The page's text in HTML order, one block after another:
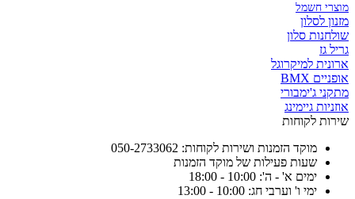
מוצרי חשמל
מזנון לסלון
שולחנות סלון
גריל גז
ארונית למיקרוגל
אופניים BMX
מתקני ג'ימבורי
אוזניות גיימינג
שירות לקוחות
מוקד הזמנות ושירות לקוחות: 050-2733062
שעות פעילות של מוקד הזמנות
ימים א' - ה': 10:00 - 18:00
ימי ו' וערבי חג: 10:00 - 13:00